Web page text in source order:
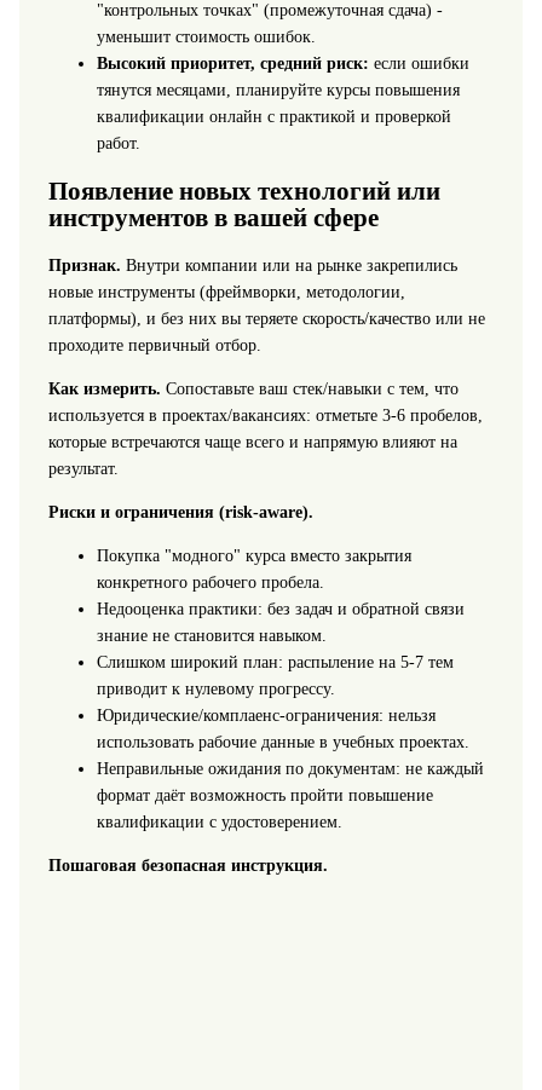
"контрольных точках" (промежуточная сдача) -
уменьшит стоимость ошибок.
Высокий приоритет, средний риск: если ошибки
тянутся месяцами, планируйте курсы повышения
квалификации онлайн с практикой и проверкой
работ.
Появление новых технологий или
инструментов в вашей сфере
Признак. Внутри компании или на рынке закрепились
новые инструменты (фреймворки, методологии,
платформы), и без них вы теряете скорость/качество или не
проходите первичный отбор.
Как измерить. Сопоставьте ваш стек/навыки с тем, что
используется в проектах/вакансиях: отметьте 3-6 пробелов,
которые встречаются чаще всего и напрямую влияют на
результат.
Риски и ограничения (risk-aware).
Покупка "модного" курса вместо закрытия
конкретного рабочего пробела.
Недооценка практики: без задач и обратной связи
знание не становится навыком.
Слишком широкий план: распыление на 5-7 тем
приводит к нулевому прогрессу.
Юридические/комплаенс-ограничения: нельзя
использовать рабочие данные в учебных проектах.
Неправильные ожидания по документам: не каждый
формат даёт возможность пройти повышение
квалификации с удостоверением.
Пошаговая безопасная инструкция.